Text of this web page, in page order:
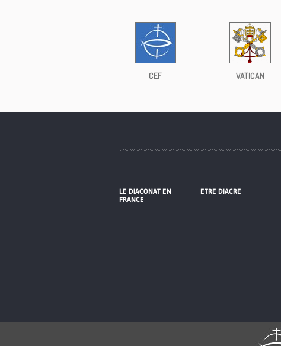
CEF VATICAN
LE DIACONAT EN
FRANCE
ETRE DIACRE